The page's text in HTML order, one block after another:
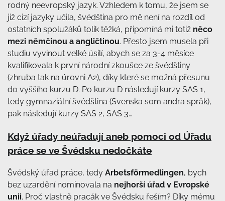
rodný neevropský jazyk. Vzhledem k tomu, že jsem se
již cizí jazyky učila, švédština pro mě není na rozdíl od
ostatních spolužáků tolik těžká, připomíná mi totiž něco
mezi němčinou a angličtinou. Přesto jsem musela při
studiu vyvinout velké úsilí, abych se za 3-4 měsíce
kvalifikovala k první národní zkoušce ze švédštiny
(zhruba tak na úrovni A2), díky které se možná přesunu
do vyššího kurzu D. Po kurzu D následují kurzy SAS 1,
tedy gymnaziální švédština (Svenska som andra språk),
pak následují kurzy SAS 2, SAS 3…
Když úřady neúřadují aneb pomoci od Úřadu
práce se ve Švédsku nedočkáte
Švédský úřad práce, tedy Arbetsförmedlingen, bych
bez uzardění nominovala na nejhorší úřad v Evropské
unii. Proč vlastně pracák ve Švédsku řeším? Díky mému